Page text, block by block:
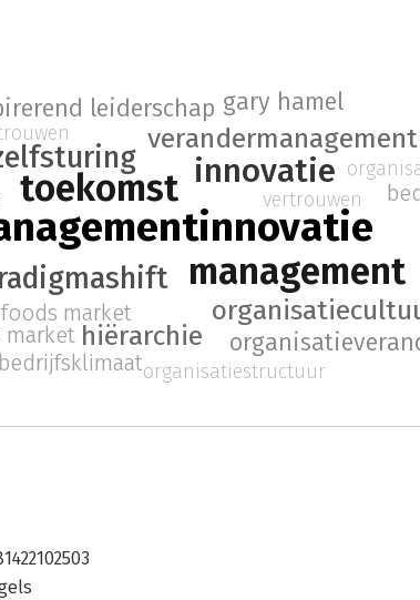
toekomst
management
innovatie
verandermanagement
hiërarchie
leiderschap gary hamel
vertrouwen
market
organisatiestructuur
bedrijfsklimaat